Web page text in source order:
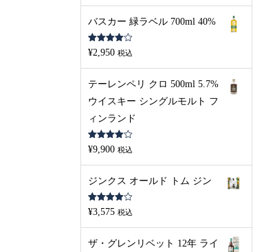
バスカー 緑ラベル 700ml 40%
5段階中
4.00の評
¥2,950 税込
テーレンペリ クロ 500ml 5.7%
ウイスキー シングルモルト フ
ィンランド
5段階中
4.00の評
¥9,900 税込
ジンクス オールド トム ジン
5段階中
4.00の評
¥3,575 税込
ザ・グレンリベット 12年 ライ